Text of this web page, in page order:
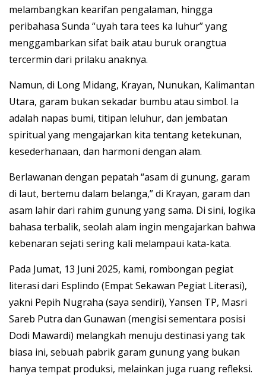
melambangkan kearifan pengalaman, hingga
peribahasa Sunda “uyah tara tees ka luhur” yang
menggambarkan sifat baik atau buruk orangtua
tercermin dari prilaku anaknya.
Namun, di Long Midang, Krayan, Nunukan, Kalimantan
Utara, garam bukan sekadar bumbu atau simbol. Ia
adalah napas bumi, titipan leluhur, dan jembatan
spiritual yang mengajarkan kita tentang ketekunan,
kesederhanaan, dan harmoni dengan alam.
Berlawanan dengan pepatah “asam di gunung, garam
di laut, bertemu dalam belanga,” di Krayan, garam dan
asam lahir dari rahim gunung yang sama. Di sini, logika
bahasa terbalik, seolah alam ingin mengajarkan bahwa
kebenaran sejati sering kali melampaui kata-kata.
Pada Jumat, 13 Juni 2025, kami, rombongan pegiat
literasi dari Esplindo (Empat Sekawan Pegiat Literasi),
yakni Pepih Nugraha (saya sendiri), Yansen TP, Masri
Sareb Putra dan Gunawan (mengisi sementara posisi
Dodi Mawardi) melangkah menuju destinasi yang tak
biasa ini, sebuah pabrik garam gunung yang bukan
hanya tempat produksi, melainkan juga ruang refleksi.